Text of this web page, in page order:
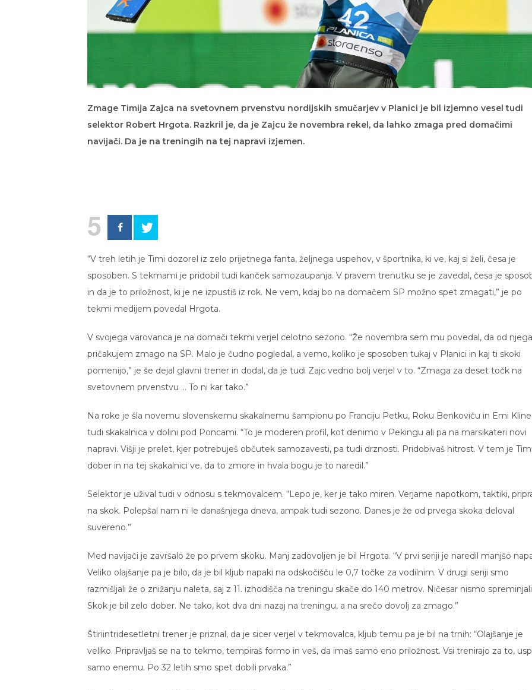
Zmage Timija Zajca na svetovnem prvenstvu nordijskih smučarjev v Planici je bil izjemno vesel tudi
selektor Robert Hrgota. Razkril je, da je Zajcu že novembra rekel, da lahko zmaga pred domačimi
navijači. Da je na treningih na tej napravi izjemen.
5
“V treh letih je Timi dozorel iz zelo prijetnega fanta, željnega uspehov, v športnika, ki ve, kaj si želi, česa je
sposoben. S tekmami je pridobil tudi kanček samozaupanja. V pravem trenutku se je zavedal, česa je
in da je to priložnost, ki je ne izpustiš iz rok. Ne vem, kdaj bo na domačem SP možno spet zmagati,” je po
tekmi medijem povedal Hrgota.
V svojega varovanca je na domači tekmi verjel celotno sezono. “Že novembra sem mu povedal, da od njega
pričakujem zmago na SP. Malo je čudno pogledal, a vemo, koliko je sposoben tukaj v Planici in kaj ti skoki
pomenijo,” je še dejal glavni trener in dodal, da je tudi Zajc vedno bolj verjel v to. “Zmaga za deset točk na
svetovnem prvenstvu … To ni kar tako.”
Na roke je šla novemu slovenskemu skakalnemu šampionu po Franciju Petku, Roku Benkoviču in Emi
tudi skakalnica v dolini pod Poncami. “To je moderen profil, kot denimo v Pekingu ali pa na marsikateri novi
napravi. Višji je prelet, kjer potrebuješ občutek samozavesti, pa tudi drznosti. Pridobivaš hitrost. V tem je Timi
dober in na tej skakalnici ve, da to zmore in hvala bogu je to naredil.”
Selektor je užival tudi v odnosu s tekmovalcem. “Lepo je, ker je tako miren. Verjame napotkom, taktiki,
na skok. Polepšal nam ni le današnjega dneva, ampak tudi sezono. Danes je že od prvega skoka deloval
suvereno.”
Med navijači je završalo že po prvem skoku. Manj zadovoljen je bil Hrgota. “V prvi seriji je naredil manjšo
Veliko olajšanje pa je bilo, da je bil kljub napaki na odskočišču le 0,7 točke za vodilnim. V drugi seriji smo
razmišljali že o znižanju naleta, saj z 11. izhodišča na treningu skače do 140 metrov. Ničesar nismo
Skok je bil zelo dober. Ne tako, kot dva dni nazaj na treningu, a na srečo dovolj za zmago.”
Štiriintridesetletni trener je priznal, da je sicer verjel v tekmovalca, kljub temu pa je bil na trnih: “Olajšanje je
veliko. Pripravljaš se na to tekmo, tempiraš formo in veš, da imaš samo eno priložnost. Vsi trenirajo za to,
samo enemu. Po 32 letih smo spet dobili prvaka.”